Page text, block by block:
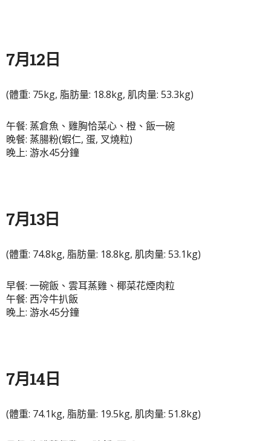
7月12日
(體重: 75kg, 脂肪量: 18.8kg, 肌肉量: 53.3kg)
午餐: 蒸倉魚、雞胸恰菜心、橙、飯一碗
晚餐: 蒸腸粉(蝦仁, 蛋, 叉燒粒)
晚上: 游水45分鐘
7月13日
(體重: 74.8kg, 脂肪量: 18.8kg, 肌肉量: 53.1kg)
早餐: 一碗飯、雲耳蒸雞、椰菜花煙肉粒
午餐: 西冷牛扒飯
晚上: 游水45分鐘
7月14日
(體重: 74.1kg, 脂肪量: 19.5kg, 肌肉量: 51.8kg)